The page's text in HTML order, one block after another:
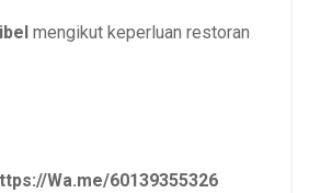
mengikut keperluan restoran
Wa.me/60139355326